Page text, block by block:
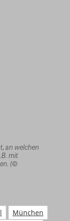
an welchen
mit
(©
München